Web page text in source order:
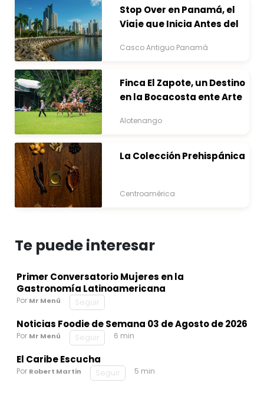
Stop Over en Panamá, el
Viaje que Inicia Antes del
Casco Antiguo Panamá
Finca El Zapote, un Destino
en la Bocacosta ente Arte
Alotenango
La Colección Prehispánica
Centroamérica
Te puede interesar
Primer Conversatorio Mujeres en la
Gastronomía Latinoamericana
Por Mr Menú Seguir
Noticias Foodie de Semana 03 de Agosto de 2026
Por Mr Menú Seguir 6 min
El Caribe Escucha
Por Robert Martin Seguir 5 min